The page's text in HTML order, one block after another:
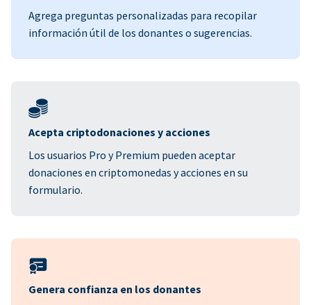
Agrega preguntas personalizadas para recopilar
información útil de los donantes o sugerencias.
Acepta criptodonaciones y acciones
Los usuarios Pro y Premium pueden aceptar
donaciones en criptomonedas y acciones en su
formulario.
Genera confianza en los donantes